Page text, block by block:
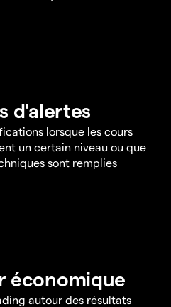
d'alertes
lorsque les cours
un certain niveau ou que
sont remplies
économique
autour des résultats